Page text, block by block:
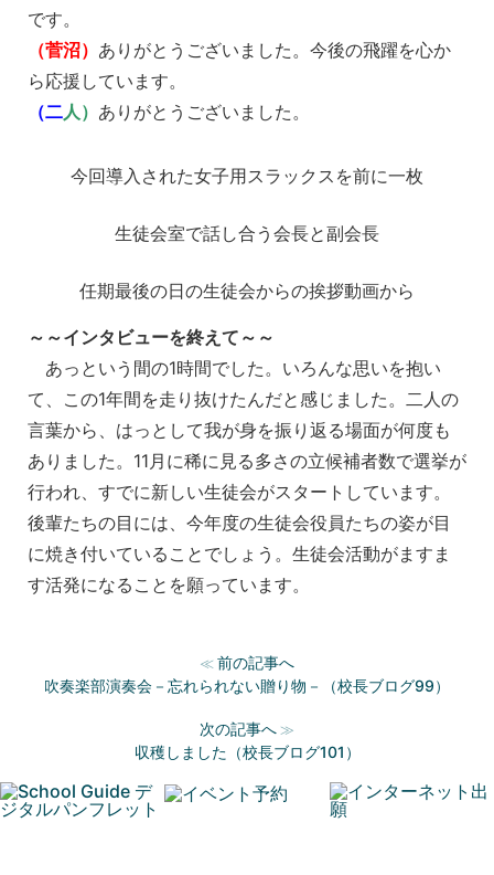
です。
（菅沼） ありがとうございました。今後の飛躍を心か
ら応援しています。
（二人） ありがとうございました。
今回導入された女子用スラックスを前に一枚
生徒会室で話し合う会長と副会長
任期最後の日の生徒会からの挨拶動画から
～～インタビューを終えて～～
あっという間の1時間でした。いろんな思いを抱い
て、この1年間を走り抜けたんだと感じました。二人の
言葉から、はっとして我が身を振り返る場面が何度も
ありました。11月に稀に見る多さの立候補者数で選挙が
行われ、すでに新しい生徒会がスタートしています。
後輩たちの目には、今年度の生徒会役員たちの姿が目
に焼き付いていることでしょう。生徒会活動がますま
す活発になることを願っています。
≪ 前の記事へ
吹奏楽部演奏会－忘れられない贈り物－（校長ブログ99）
次の記事へ ≫
収穫しました（校長ブログ101）